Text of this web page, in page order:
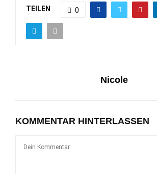
TEILEN 0
Nicole
KOMMENTAR HINTERLASSEN